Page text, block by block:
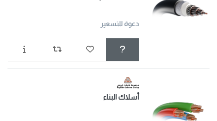
دعوة للتسعير
أسلاك البناء